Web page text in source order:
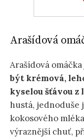
Arašídová
Arašídová
být krémová,
kyselou šťávou z
hustá, jednoduše
kokosového
výraznější chuť,